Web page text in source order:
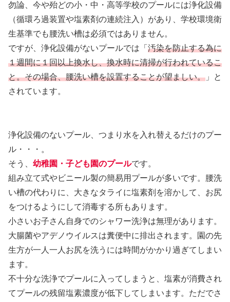
勿論、今や殆どの小・中・高等学校のプールには浄化設備
（循環ろ過装置や塩素剤の連続注入）があり、学校環境衛
生基準でも腰洗い槽は必須ではありません。
ですが、浄化設備がないプールでは「 汚染を防止する為に
１週間に１回以上換水し、換水時に清掃が行われているこ
と。その場合、腰洗い槽を設置することが望ましい。 」と
されています。
浄化設備のないプール、つまり水を入れ替えるだけのプー
ル・・・。
そう、 幼稚園・子ども園のプールです。
組み立て式やビニール製の簡易用プールが多いです。腰洗
い槽の代わりに、大きなタライに塩素剤を溶かして、お尻
をつけるようにして消毒する所もあります。
小さいお子さん自身でのシャワー洗浄は無理があります。
大腸菌やアデノウイルスは糞便中に排出されます。園の先
生方が一人一人お尻を洗うには時間がかかり過ぎてしまい
ます。
不十分な洗浄でプールに入ってしまうと、塩素が消費され
てプールの残留塩素濃度が低下してしまいます。ただでさ